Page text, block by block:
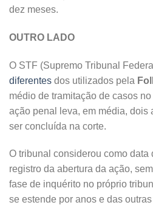
dez meses.
OUTRO LADO
O STF (Supremo Tribunal
diferentes dos utilizados pela
médio de tramitação de casos
ação penal leva, em média, dois
ser concluída na corte.
O tribunal considerou como data
registro da abertura da ação,
fase de inquérito no próprio
se estende por anos e das